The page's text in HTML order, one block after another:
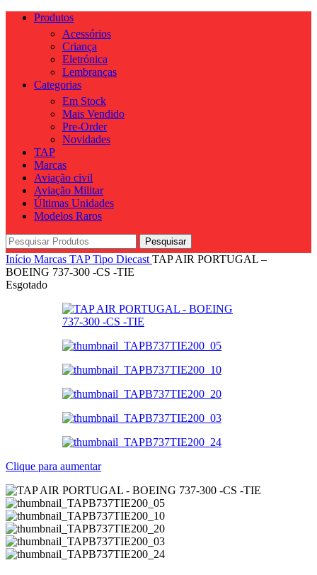
Produtos
Acessórios
Criança
Eletrónica
Lembranças
Categorias
Em Stock
Mais Vendido
Pre-Order
Novidades
TAP
Marcas
Aviação civil
Aviação Militar
Últimas Unidades
Modelos Raros
Pesquisar
Início Marcas TAPTipo Diecast TAP AIR PORTUGAL –
BOEING 737-300 -CS -TIE
Esgotado
Clique para aumentar